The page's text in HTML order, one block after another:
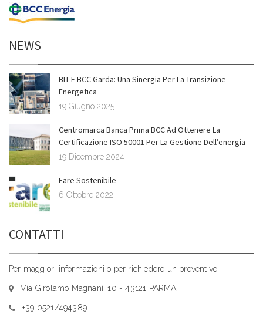
NEWS
BIT E BCC Garda: Una Sinergia Per La Transizione
Energetica
19 Giugno 2025
Centromarca Banca Prima BCC Ad Ottenere La
Certificazione ISO 50001 Per La Gestione Dell’energia
19 Dicembre 2024
Fare Sostenibile
6 Ottobre 2022
CONTATTI
Per maggiori informazioni o per richiedere un preventivo:
Via Girolamo Magnani, 10 - 43121 PARMA
+39 0521/494389